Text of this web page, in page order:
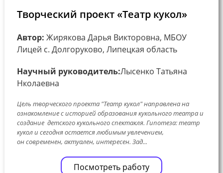
Творческий проект «Театр кукол»
Автор: Жирякова Дарья Викторовна, МБОУ
Лицей с. Долгоруково, Липецкая область
Научный руководитель:Лысенко Татьяна
Нколаевна
Цель творческого проекта "Театр кукол" направлена на
ознакомление с историей образования кукольного театра и
создание детского кукольного спектакля. Гипотеза: театр
кукол и сегодня остается любимым увлечением,
он современен, актуален, интересен. Зад...
Посмотреть работу